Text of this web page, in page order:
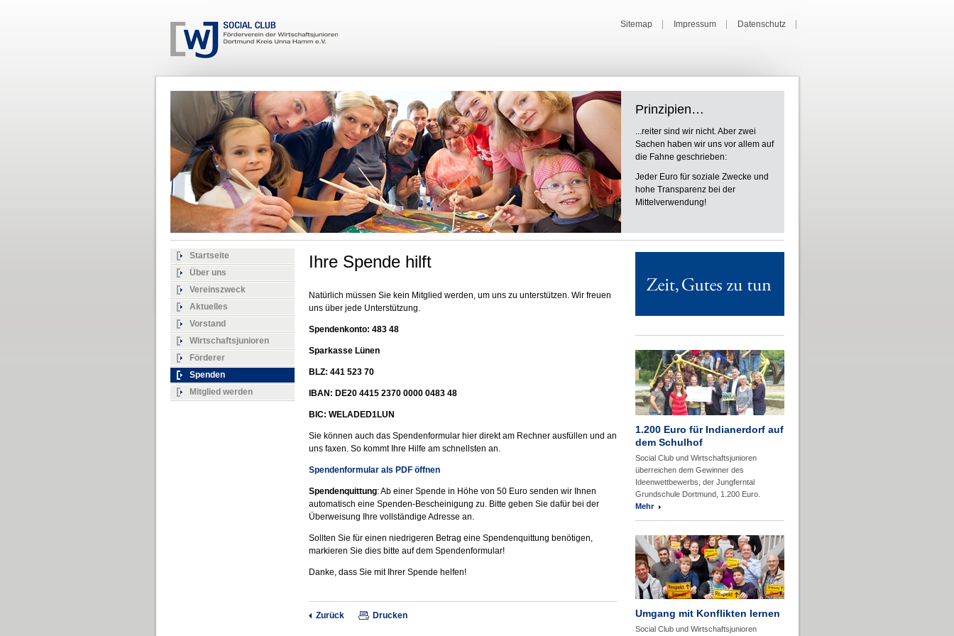
Sitemap Impressum Datenschutz
Prinzipien…
...reiter sind wir nicht. Aber zwei
Sachen haben wir uns vor allem auf
die Fahne geschrieben:
Jeder Euro für soziale Zwecke und
hohe Transparenz bei der
Mittelverwendung!
Startseite
Über uns
Vereinszweck
Aktuelles
Vorstand
Wirtschaftsjunioren
Förderer
Spenden
Mitglied werden
Ihre Spende hilft
Natürlich müssen Sie kein Mitglied werden, um uns zu unterstützen. Wir freuen
uns über jede Unterstützung.
Spendenkonto: 483 48
Sparkasse Lünen
BLZ: 441 523 70
IBAN: DE20 4415 2370 0000 0483 48
BIC: WELADED1LUN
Sie können auch das Spendenformular hier direkt am Rechner ausfüllen und an
uns faxen. So kommt Ihre Hilfe am schnellsten an.
Spendenformular als PDF öffnen
Spendenquittung: Ab einer Spende in Höhe von 50 Euro senden wir Ihnen
automatisch eine Spenden-Bescheinigung zu. Bitte geben Sie dafür bei der
Überweisung Ihre vollständige Adresse an.
Sollten Sie für einen niedrigeren Betrag eine Spendenquittung benötigen,
markieren Sie dies bitte auf dem Spendenformular!
Danke, dass Sie mit Ihrer Spende helfen!
Zurück Drucken
1.200 Euro für Indianerdorf auf
dem Schulhof
Social Club und Wirtschaftsjunioren
überreichen dem Gewinner des
Ideenwettbewerbs, der Jungferntal
Grundschule Dortmund, 1.200 Euro.
Mehr
Umgang mit Konflikten lernen
Social Club und Wirtschaftsjunioren